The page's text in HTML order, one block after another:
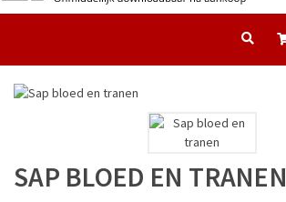
SAP BLOED EN TRANEN